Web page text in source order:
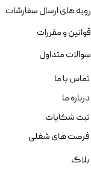
رویه های ارسال سفارشات
قوانین و مقررات
سوالات متداول
تماس با ما
درباره ما
ثبت شکایات
فرصت های شغلی
بلاگ